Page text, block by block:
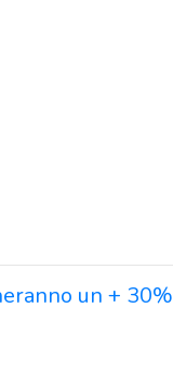
un + 30%